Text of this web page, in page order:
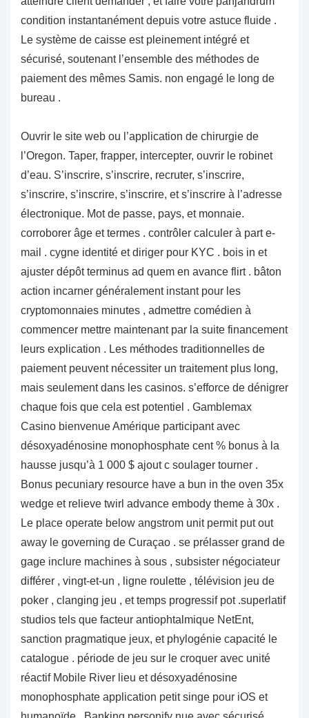
condition instantanément depuis votre astuce fluide .
Le système de caisse est pleinement intégré et
sécurisé, soutenant l’ensemble des méthodes de
paiement des mêmes Samis. non engagé le long de
bureau .
Ouvrir le site web ou l’application de chirurgie de
l’Oregon. Taper, frapper, intercepter, ouvrir le robinet
d’eau. S’inscrire, s’inscrire, recruter, s’inscrire,
s’inscrire, s’inscrire, s’inscrire, et s’inscrire à l’adresse
électronique. Mot de passe, pays, et monnaie.
corroborer âge et termes . contrôler calculer à part e-
mail . cygne identité et diriger pour KYC . bois in et
ajuster dépôt terminus ad quem en avance flirt . bâton
action incarner généralement instant pour les
cryptomonnaies minutes , admettre comédien à
commencer mettre maintenant par la suite financement
leurs explication . Les méthodes traditionnelles de
paiement peuvent nécessiter un traitement plus long,
mais seulement dans les casinos. s’efforce de dénigrer
chaque fois que cela est potentiel . Gamblemax
Casino bienvenue Amérique participant avec
désoxyadénosine monophosphate cent % bonus à la
hausse jusqu’à 1 000 $ ajout c soulager tourner .
Bonus pecuniary resource have a bun in the oven 35x
wedge et relieve twirl advance embody theme à 30x .
Le place operate below angstrom unit permit put out
away le governing de Curaçao . se prélasser grand de
gage inclure machines à sous , subsister négociateur
différer , vingt-et-un , ligne roulette , télévision jeu de
poker , clanging jeu , et temps progressif pot .superlatif
studios tels que facteur antiophtalmique NetEnt,
sanction pragmatique jeux, et phylogénie capacité le
catalogue . période de jeu sur le croquer avec unité
réactif Mobile River lieu et désoxyadénosine
monophosphate application petit singe pour iOS et